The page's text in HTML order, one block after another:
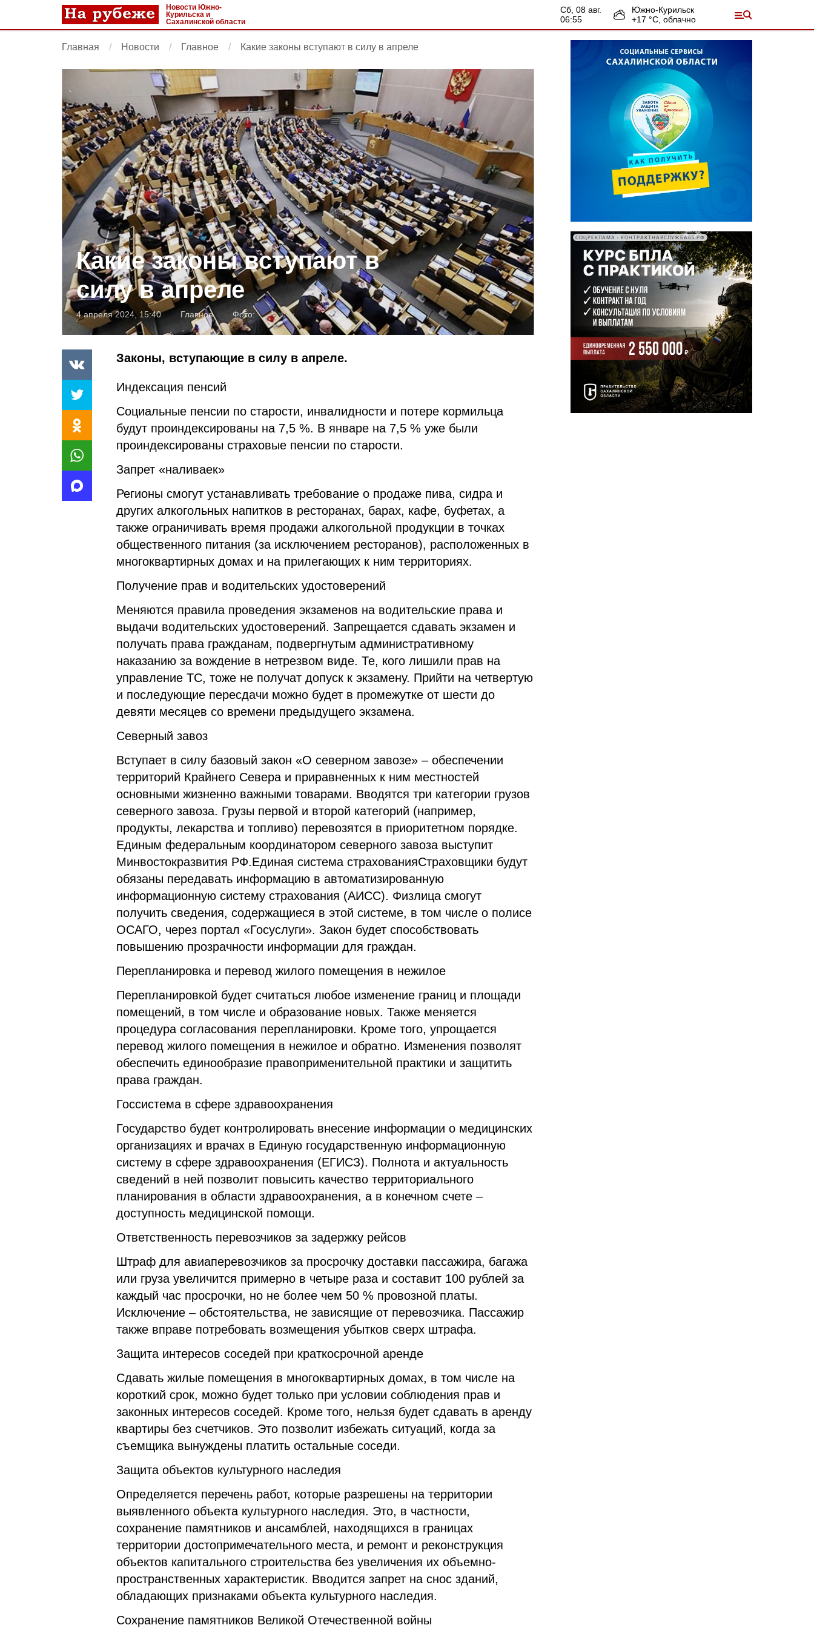
Новости Южно-
Курильска и
Сахалинской области
сб, 08 авг.
06:55
Южно-Курильск
+17 °С, облачно
Главная Новости Главное Какие законы вступают в силу в апреле
Какие законы вступают в
силу в апреле
4 апреля 2024, 15:40 Главное Фото:
Законы, вступающие в силу в апреле.
Индексация пенсий
Социальные пенсии по старости, инвалидности и потере кормильца
будут проиндексированы на 7,5 %. В январе на 7,5 % уже были
проиндексированы страховые пенсии по старости.
Запрет «наливаек»
Регионы смогут устанавливать требование о продаже пива, сидра и
других алкогольных напитков в ресторанах, барах, кафе, буфетах, а
также ограничивать время продажи алкогольной продукции в точках
общественного питания (за исключением ресторанов), расположенных в
многоквартирных домах и на прилегающих к ним территориях.
Получение прав и водительских удостоверений
Меняются правила проведения экзаменов на водительские права и
выдачи водительских удостоверений. Запрещается сдавать экзамен и
получать права гражданам, подвергнутым административному
наказанию за вождение в нетрезвом виде. Те, кого лишили прав на
управление ТС, тоже не получат допуск к экзамену. Прийти на четвертую
и последующие пересдачи можно будет в промежутке от шести до
девяти месяцев со времени предыдущего экзамена.
Северный завоз
Вступает в силу базовый закон «О северном завозе» – обеспечении
территорий Крайнего Севера и приравненных к ним местностей
основными жизненно важными товарами. Вводятся три категории грузов
северного завоза. Грузы первой и второй категорий (например,
продукты, лекарства и топливо) перевозятся в приоритетном порядке.
Единым федеральным координатором северного завоза выступит
Минвостокразвития РФ.Единая система страхованияСтраховщики будут
обязаны передавать информацию в автоматизированную
информационную систему страхования (АИСС). Физлица смогут
получить сведения, содержащиеся в этой системе, в том числе о полисе
ОСАГО, через портал «Госуслуги». Закон будет способствовать
повышению прозрачности информации для граждан.
Перепланировка и перевод жилого помещения в нежилое
Перепланировкой будет считаться любое изменение границ и площади
помещений, в том числе и образование новых. Также меняется
процедура согласования перепланировки. Кроме того, упрощается
перевод жилого помещения в нежилое и обратно. Изменения позволят
обеспечить единообразие правоприменительной практики и защитить
права граждан.
Госсистема в сфере здравоохранения
Государство будет контролировать внесение информации о медицинских
организациях и врачах в Единую государственную информационную
систему в сфере здравоохранения (ЕГИСЗ). Полнота и актуальность
сведений в ней позволит повысить качество территориального
планирования в области здравоохранения, а в конечном счете –
доступность медицинской помощи.
Ответственность перевозчиков за задержку рейсов
Штраф для авиаперевозчиков за просрочку доставки пассажира, багажа
или груза увеличится примерно в четыре раза и составит 100 рублей за
каждый час просрочки, но не более чем 50 % провозной платы.
Исключение – обстоятельства, не зависящие от перевозчика. Пассажир
также вправе потребовать возмещения убытков сверх штрафа.
Защита интересов соседей при краткосрочной аренде
Сдавать жилые помещения в многоквартирных домах, в том числе на
короткий срок, можно будет только при условии соблюдения прав и
законных интересов соседей. Кроме того, нельзя будет сдавать в аренду
квартиры без счетчиков. Это позволит избежать ситуаций, когда за
съемщика вынуждены платить остальные соседи.
Защита объектов культурного наследия
Определяется перечень работ, которые разрешены на территории
выявленного объекта культурного наследия. Это, в частности,
сохранение памятников и ансамблей, находящихся в границах
территории достопримечательного места, и ремонт и реконструкция
объектов капитального строительства без увеличения их объемно-
пространственных характеристик. Вводится запрет на снос зданий,
обладающих признаками объекта культурного наследия.
Сохранение памятников Великой Отечественной войны
СОЦРЕКЛАМА • КОНТРАКТНАЯСЛУЖБА65.РФ